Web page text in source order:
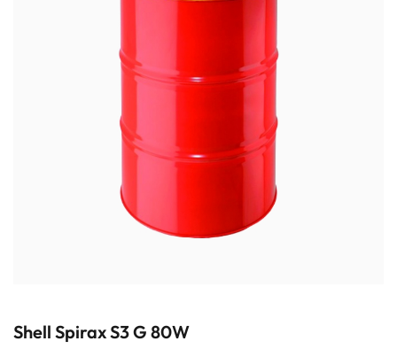
Shell Spirax S3 G 80W